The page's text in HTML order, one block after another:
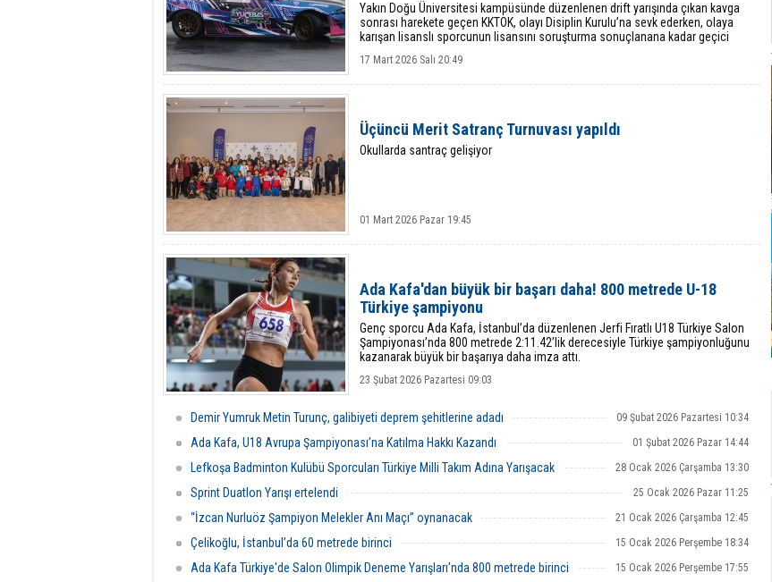
Yakın Doğu Üniversitesi kampüsünde düzenlenen drift yarışında çıkan kavga
sonrası harekete geçen KKTOK, olayı Disiplin Kurulu’na sevk ederken, olaya
karışan lisanslı sporcunun lisansını soruşturma sonuçlanana kadar geçici
17 Mart 2026 Salı 20:49
Üçüncü Merit Satranç Turnuvası yapıldı
Okullarda santraç gelişiyor
01 Mart 2026 Pazar 19:45
Ada Kafa'dan büyük bir başarı daha! 800 metrede U-18
Türkiye şampiyonu
Genç sporcu Ada Kafa, İstanbul’da düzenlenen Jerfi Fıratlı U18 Türkiye Salon
Şampiyonası’nda 800 metrede 2:11.42’lik derecesiyle Türkiye şampiyonluğunu
kazanarak büyük bir başarıya daha imza attı.
23 Şubat 2026 Pazartesi 09:03
Demir Yumruk Metin Turunç, galibiyeti deprem şehitlerine adadı 09 Şubat 2026 Pazartesi 10:34
Ada Kafa, U18 Avrupa Şampiyonası’na Katılma Hakkı Kazandı 01 Şubat 2026 Pazar 14:44
Lefkoşa Badminton Kulübü Sporcuları Türkiye Milli Takım Adına Yarışacak 28 Ocak 2026 Çarşamba 13:30
Sprint Duatlon Yarışı ertelendi 25 Ocak 2026 Pazar 11:25
“İzcan Nurluöz Şampiyon Melekler Anı Maçı” oynanacak 21 Ocak 2026 Çarşamba 12:45
Çelikoğlu, İstanbul’da 60 metrede birinci 15 Ocak 2026 Perşembe 18:34
Ada Kafa Türkiye'de Salon Olimpik Deneme Yarışları’nda 800 metrede birinci 15 Ocak 2026 Perşembe 17:55